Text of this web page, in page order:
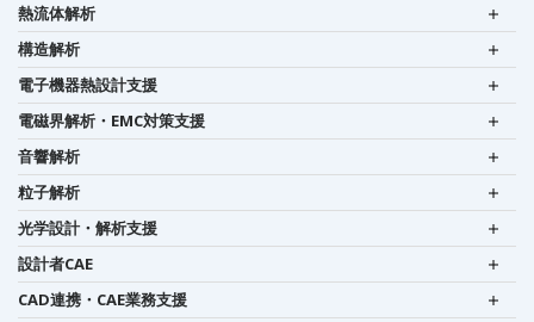
熱流体解析
構造解析
電子機器熱設計支援
電磁界解析・EMC対策支援
音響解析
粒子解析
光学設計・解析支援
設計者CAE
CAD連携・CAE業務支援